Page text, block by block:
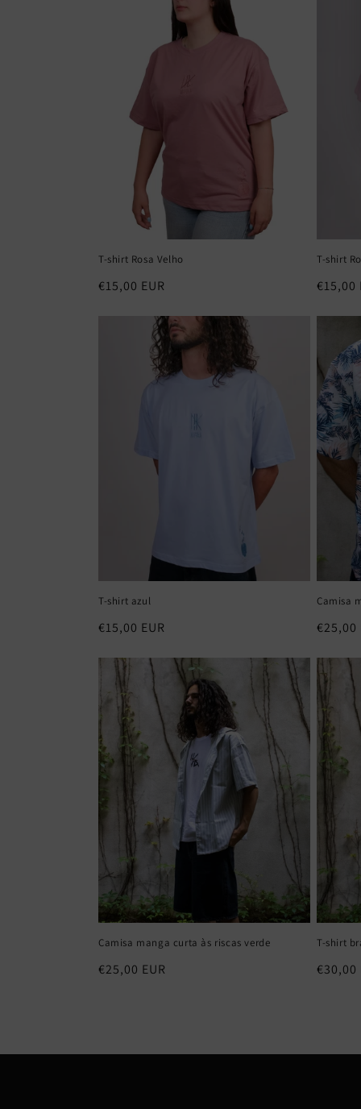
T-shirt Rosa Velho
Preço
€15,00 EUR
T-shirt
Preço
€15,00
T-shirt azul
Preço
€15,00 EUR
Camisa
Preço
€25,00
Camisa manga curta às riscas verde
Preço
€25,00 EUR
T-shirt
Preço
€30,00